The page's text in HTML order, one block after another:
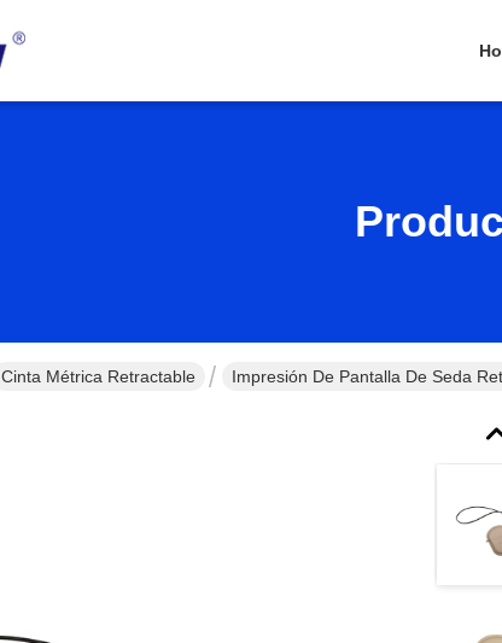
Cinta Métrica Retractable Impresión De Pantalla De Seda